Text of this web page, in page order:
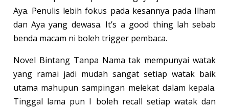
Aya. Penulis lebih fokus pada kesannya pada Ilham
dan Aya yang dewasa. It’s a good thing lah sebab
benda macam ni boleh trigger pembaca.
Novel Bintang Tanpa Nama tak mempunyai watak
yang ramai jadi mudah sangat setiap watak baik
utama mahupun sampingan melekat dalam kepala.
Tinggal lama pun I boleh recall setiap watak dan